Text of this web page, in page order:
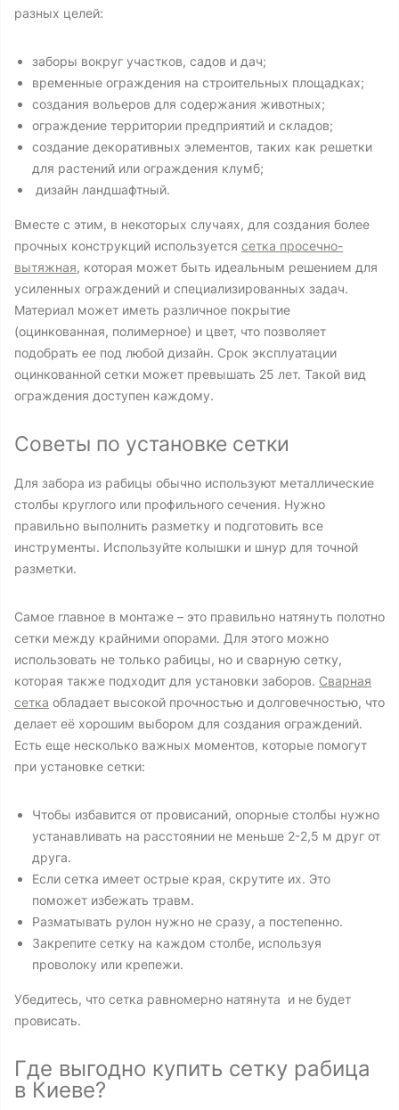
разных целей:
заборы вокруг участков, садов и дач;
временные ограждения на строительных площадках;
создания вольеров для содержания животных;
ограждение территории предприятий и складов;
создание декоративных элементов, таких как решетки
для растений или ограждения клумб;
дизайн ландшафтный.
Вместе с этим, в некоторых случаях, для создания более
прочных конструкций используется сетка просечно-
вытяжная, которая может быть идеальным решением для
усиленных ограждений и специализированных задач.
Материал может иметь различное покрытие
(оцинкованная, полимерное) и цвет, что позволяет
подобрать ее под любой дизайн. Срок эксплуатации
оцинкованной сетки может превышать 25 лет. Такой вид
ограждения доступен каждому.
Советы по установке сетки
Для забора из рабицы обычно используют металлические
столбы круглого или профильного сечения. Нужно
правильно выполнить разметку и подготовить все
инструменты. Используйте колышки и шнур для точной
разметки.
Самое главное в монтаже – это правильно натянуть полотно
сетки между крайними опорами. Для этого можно
использовать не только рабицы, но и сварную сетку,
которая также подходит для установки заборов. Сварная
сетка обладает высокой прочностью и долговечностью, что
делает её хорошим выбором для создания ограждений.
Есть еще несколько важных моментов, которые помогут
при установке сетки:
Чтобы избавится от провисаний, опорные столбы нужно
устанавливать на расстоянии не меньше 2-2,5 м друг от
друга.
Если сетка имеет острые края, скрутите их. Это
поможет избежать травм.
Разматывать рулон нужно не сразу, а постепенно.
Закрепите сетку на каждом столбе, используя
проволоку или крепежи.
Убедитесь, что сетка равномерно натянута и не будет
провисать.
Где выгодно купить сетку рабица
в Киеве?